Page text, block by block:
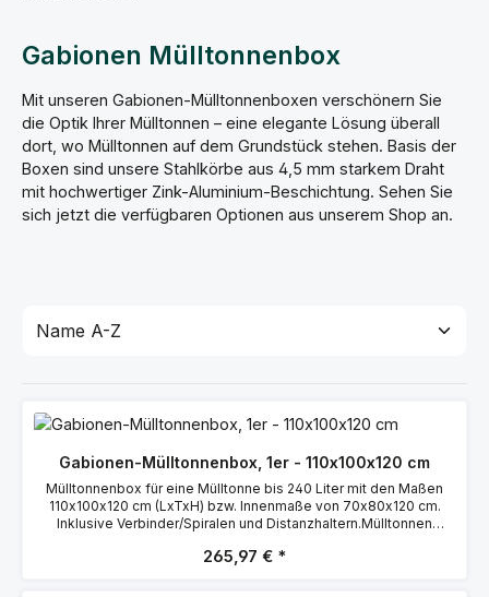
Gabionen Mülltonnenbox
Mit unseren Gabionen-Mülltonnenboxen verschönern Sie
die Optik Ihrer Mülltonnen – eine elegante Lösung überall
dort, wo Mülltonnen auf dem Grundstück stehen. Basis der
Boxen sind unsere Stahlkörbe aus 4,5 mm starkem Draht
mit hochwertiger Zink-Aluminium-Beschichtung. Sehen Sie
sich jetzt die verfügbaren Optionen aus unserem Shop an.
Gabionen-Mülltonnenbox, 1er - 110x100x120 cm
Mülltonnenbox für eine Mülltonne bis 240 Liter mit den Maßen
110x100x120 cm (LxTxH) bzw. Innenmaße von 70x80x120 cm.
Inklusive Verbinder/Spiralen und Distanzhaltern.Mülltonnen
Die elegante Lösung bietet sich an, wo Mülltonnen kein Platz in
265,97 €